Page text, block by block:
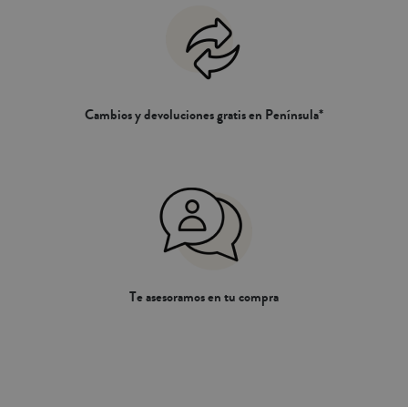
Cambios y devoluciones gratis en Península*
Te asesoramos en tu compra